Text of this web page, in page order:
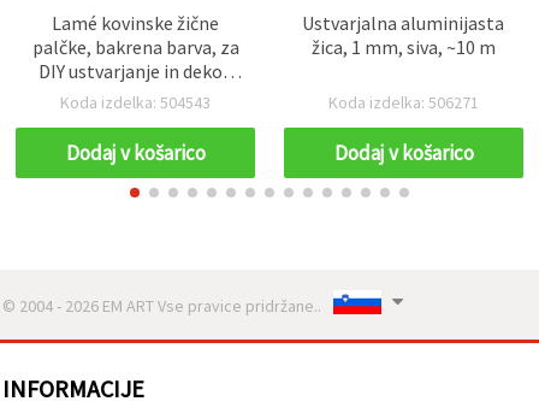
Lamé kovinske žične
palčke, bakrena barva, za
DIY ustvarjanje in dekor,
30 cm – 10 kosov
Koda izdelka: 504543
Dodaj v košarico
Ustvarjalna aluminijasta
žica, 1 mm, siva, ~10 m
Koda izdelka: 506271
Dodaj v košarico
© 2004 - 2026 EM ART Vse pravice pridržane..
INFORMACIJE